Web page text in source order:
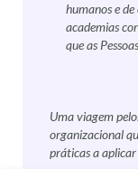
humanos e
academias
que as
Uma viagem
organizacional
práticas a